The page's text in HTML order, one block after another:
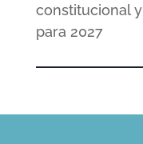
constitucional
para 2027